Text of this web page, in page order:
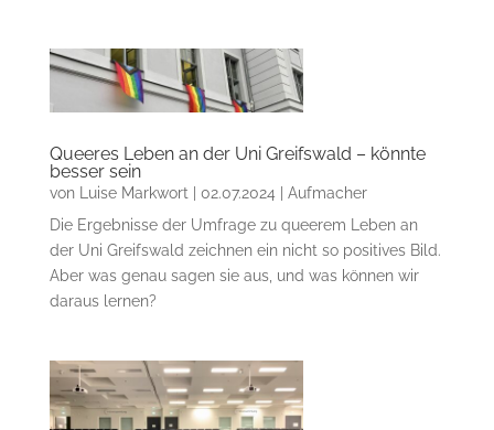
Queeres Leben an der Uni Greifswald – könnte
besser sein
von Luise Markwort 02.07.2024
Aufmacher
Die Ergebnisse der Umfrage zu queerem Leben an
der Uni Greifswald zeichnen ein nicht so positives Bild.
Aber was genau sagen sie aus, und was können wir
daraus lernen?